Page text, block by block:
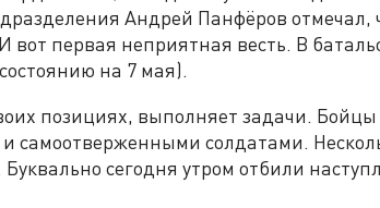
Андрей Панфёров отмечал,
первая неприятная весть. В
на 7 мая).
позициях, выполняет задачи. Бойцы
самоотверженными солдатами.
сегодня утром отбили